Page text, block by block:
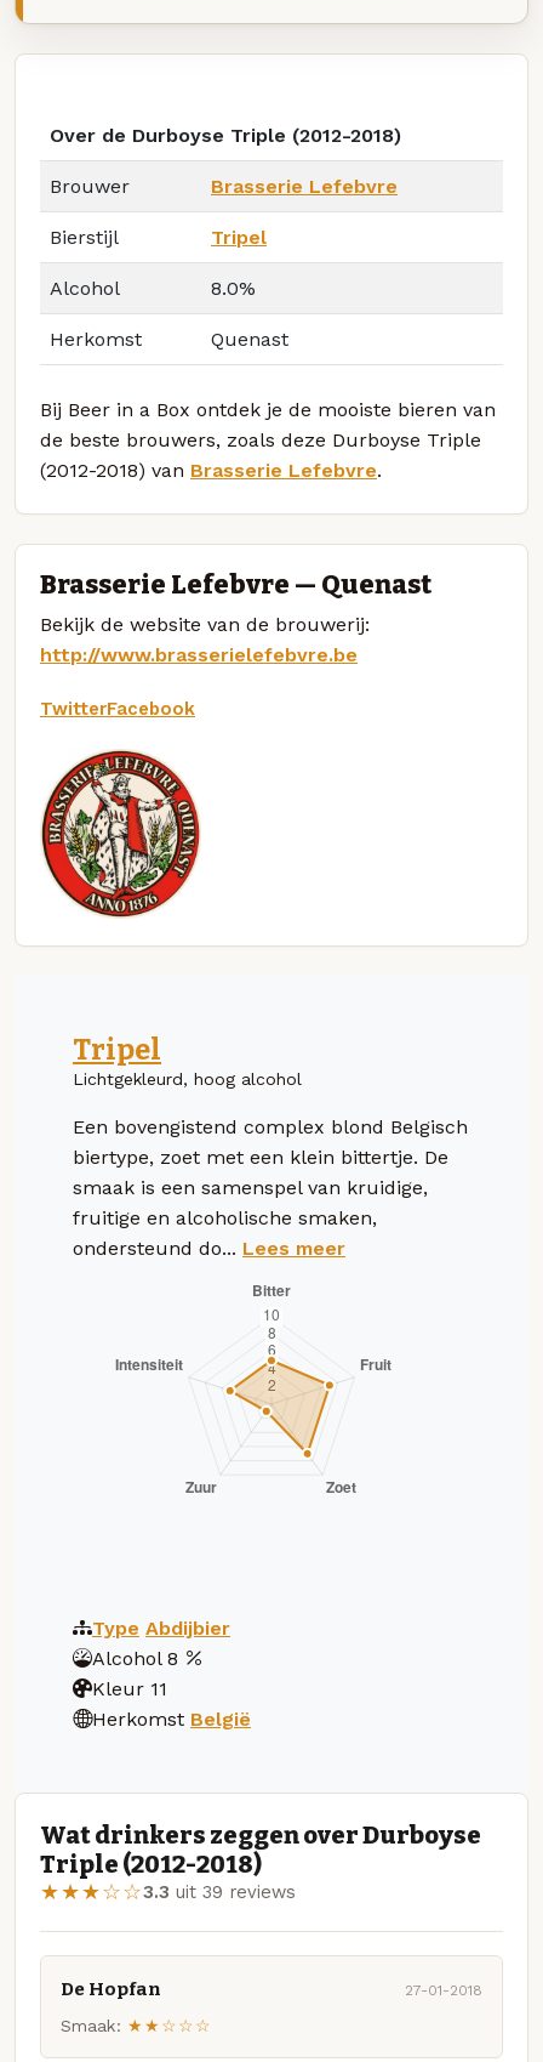
Over de Durboyse Triple (2012-2018)
Brouwer Brasserie Lefebvre
Bierstijl Tripel
Alcohol 8.0%
Herkomst Quenast
Bij Beer in a Box ontdek je de mooiste bieren van
de beste brouwers, zoals deze Durboyse Triple
(2012-2018) van Brasserie Lefebvre.
Brasserie Lefebvre — Quenast
Bekijk de website van de brouwerij:
http://www.brasserielefebvre.be
TwitterFacebook
Tripel
Lichtgekleurd, hoog alcohol
Een bovengistend complex blond Belgisch
biertype, zoet met een klein bittertje. De
smaak is een samenspel van kruidige,
fruitige en alcoholische smaken,
ondersteund do... Lees meer
Type Abdijbier
Alcohol 8
Kleur 11
Herkomst België
Wat drinkers zeggen over Durboyse
Triple (2012-2018)
★★★☆☆3.3 uit 39 reviews
De Hopfan 27-01-2018
Smaak: ★★☆☆☆